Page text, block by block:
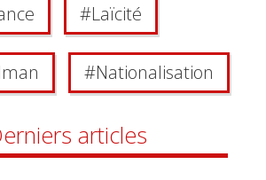
#Laïcité
#Nationalisation
articles